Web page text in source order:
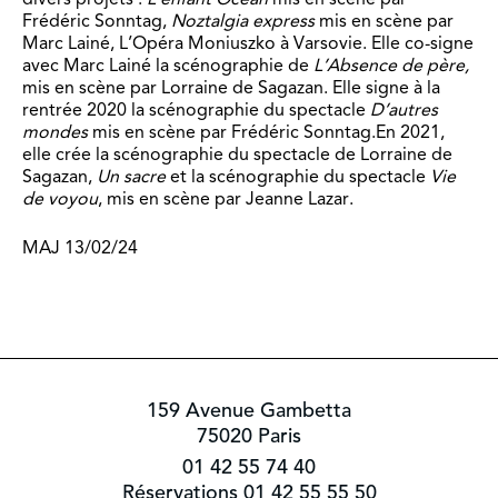
Frédéric Sonntag, Noztalgia expressmis en scène par
Marc Lainé, L’Opéra Moniuszko à Varsovie. Elle co-signe
avec Marc Lainé la scénographie de L’Absence de père,
mis en scène par Lorraine de Sagazan. Elle signe à la
rentrée 2020 la scénographie du spectacle D’autres
mondesmis en scène par Frédéric Sonntag.En 2021,
elle crée la scénographie du spectacle de Lorraine de
Sagazan, Un sacreet la scénographie du spectacle Vie
de voyou, mis en scène par Jeanne Lazar.
MAJ 13/02/24
159 Avenue Gambetta
75020 Paris
01 42 55 74 40
Réservations 01 42 55 55 50